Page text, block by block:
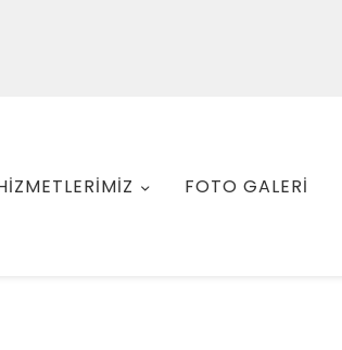
FOTO GALERİ